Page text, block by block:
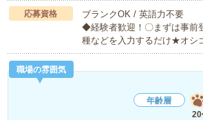
応募資格
ブランクOK / 英語力不要
◆経験者歓迎！〇まずは事前
種などを入力するだけ★オシ
職場の雰囲気
年齢層
20